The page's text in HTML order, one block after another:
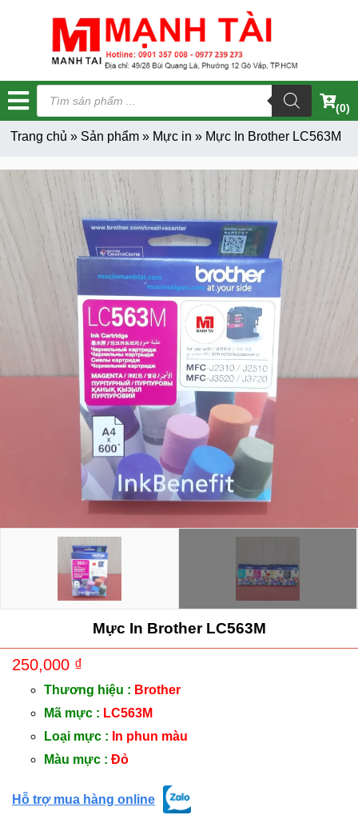
Tìm
kiếm
sản
phẩm
(0)
Trang chủ » Sản phẩm» Mực in » Mực In Brother LC563M
Mực In Brother LC563M
250,000 ₫
Thương hiệu : Brother
Mã mực : LC563M
Loại mực : In phun màu
Màu mực : Đỏ
Hỗ trợ mua hàng online